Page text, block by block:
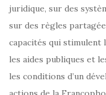
juridique, sur des
sur des règles
capacités qui
les aides publiques et
les conditions d’un